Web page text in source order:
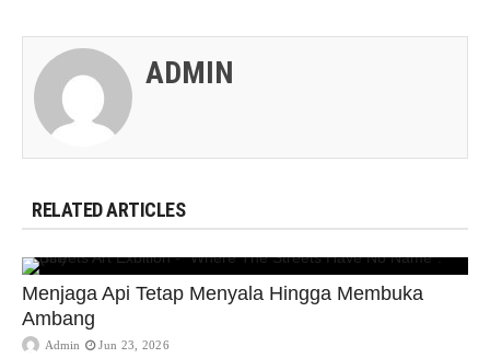
ADMIN
RELATED ARTICLES
Menjaga Api Tetap Menyala Hingga Membuka
Ambang
Admin Jun 23, 2026